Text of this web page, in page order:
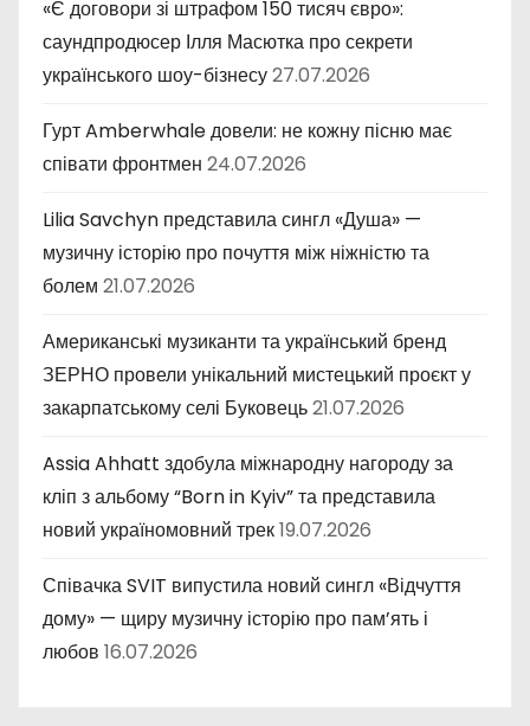
«Є договори зі штрафом 150 тисяч євро»:
саундпродюсер Ілля Масютка про секрети
українського шоу-бізнесу27.07.2026
Гурт Amberwhale довели: не кожну пісню має
співати фронтмен 24.07.2026
Lilia Savchyn представила сингл «Душа» —
музичну історію про почуття між ніжністю та
болем 21.07.2026
Американські музиканти та український бренд
ЗЕРНО провели унікальний мистецький проєкт у
закарпатському селі Буковець21.07.2026
Assia Ahhatt здобула міжнародну нагороду за
кліп з альбому “Born in Kyiv” та представила
новий україномовний трек19.07.2026
Співачка SVIT випустила новий сингл «Відчуття
дому» — щиру музичну історію про пам’ять і
любов 16.07.2026